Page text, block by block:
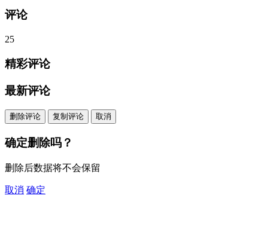
评论
25
精彩评论
最新评论
删除评论 复制评论 取消
确定删除吗？
删除后数据将不会保留
取消 确定